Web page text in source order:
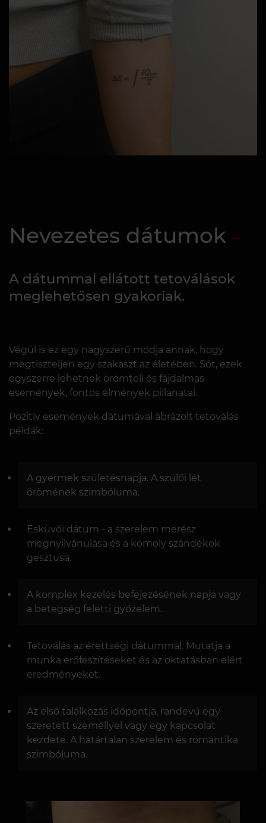
Nevezetes dátumok
A dátummal ellátott tetoválások
meglehetősen gyakoriak.
Végül is ez egy nagyszerű módja annak, hogy
megtiszteljen egy szakaszt az életében. Sőt, ezek
egyszerre lehetnek örömteli és fájdalmas
események, fontos élmények pillanatai.
Pozitív események dátumával ábrázolt tetoválás
példák:
A gyermek születésnapja. A szülői lét
örömének szimbóluma.
Esküvői dátum - a szerelem merész
megnyilvánulása és a komoly szándékok
gesztusa.
A komplex kezelés befejezésének napja vagy
a betegség feletti győzelem.
Tetoválás az érettségi dátummal. Mutatja a
munka erőfeszítéseket és az oktatásban elért
eredményeket.
Az első találkozás időpontja, randevú egy
szeretett személlyel vagy egy kapcsolat
kezdete. A határtalan szerelem és romantika
szimbóluma.